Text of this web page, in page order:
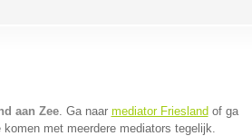
aan Zee. Ga naar mediator Friesland of ga
met meerdere mediators tegelijk.